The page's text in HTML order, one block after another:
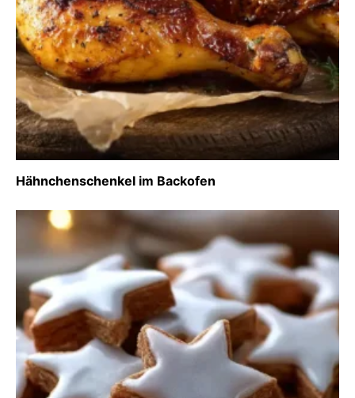
Hähnchenschenkel im Backofen